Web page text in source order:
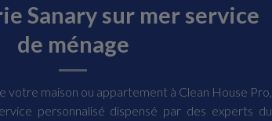
Sanary sur mer service
de ménage
votre maison ou appartement à Clean House Pro,
personnalisé dispensé par des experts du